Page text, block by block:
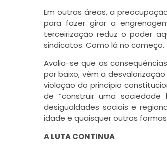
Em outras áreas, a
para fazer girar a
terceirização reduz o poder
sindicatos. Como lá no começo.
Avalia-se que as
por baixo, vêm a
violação do princípio
de “construir uma
desigualdades sociais e
idade e quaisquer outras
A LUTA CONTINUA